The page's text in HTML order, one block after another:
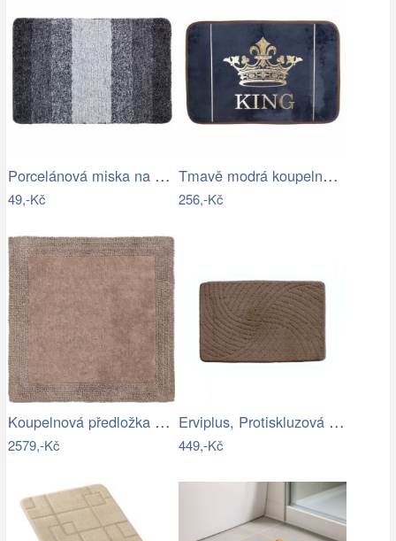
Porcelánová miska na creme brulee TORO…
49,-Kč
Tmavě modrá koupelnová předložka King -…
256,-Kč
Koupelnová předložka LUXOR
2579,-Kč
Erviplus, Protiskluzová koupelnová…
449,-Kč